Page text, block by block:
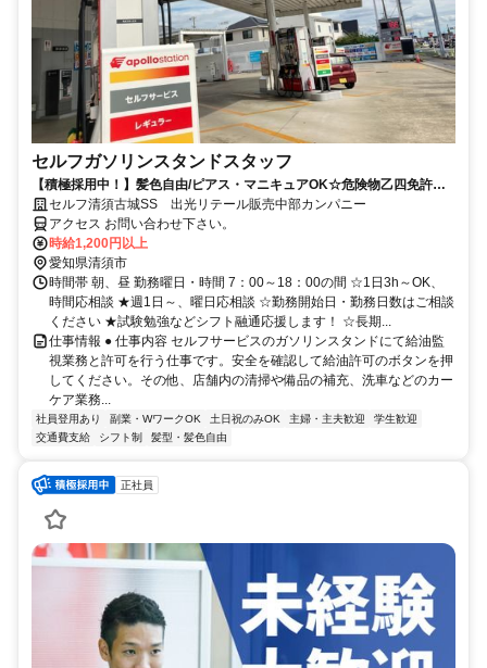
セルフガソリンスタンドスタッフ
【積極採用中！】髪色自由/ピアス・マニキュアOK☆危険物乙四免許を
活かせます◎
セルフ清須古城SS 出光リテール販売中部カンパニー
アクセス お問い合わせ下さい。
時給1,200円以上
愛知県清須市
時間帯 朝、昼 勤務曜日・時間 7：00～18：00の間 ☆1日3h～OK、
時間応相談 ★週1日～、曜日応相談 ☆勤務開始日・勤務日数はご相談
ください ★試験勉強などシフト融通応援します！ ☆長期...
仕事情報 ● 仕事内容 セルフサービスのガソリンスタンドにて給油監
視業務と許可を行う仕事です。安全を確認して給油許可のボタンを押
してください。その他、店舗内の清掃や備品の補充、洗車などのカー
ケア業務...
社員登用あり 副業・WワークOK 土日祝のみOK 主婦・主夫歓迎
学生歓迎
交通費支給
シフト制 髪型・髪色自由
正社員